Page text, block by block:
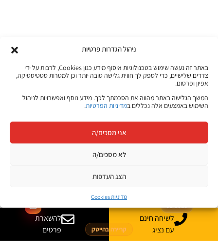
ניהול הגדרות פרטיות
באתר זה נעשה שימוש בטכנולוגיות איסוף מידע כגון Cookies, לרבות על ידי
צדדים שלישיים, כדי לספק לך חווית גלישה טובה יותר וכן למטרות סטטיסטיקה,
אפיון ופרסום.
המשך הגלישה באתר מהווה את הסכמתך לכך. מידע נוסף ואפשרויות לניהול
השימוש באמצעים אלה נכללים במדיניות הפרטיות.
אני מסכים/ה
לא מסכים/ה
הצג העדפות
מדיניות Cookies
מכל מקום ובכל זמן שנוח לכם!
JB Jobs
קריירה בהייטק
לשיחה חינם
עם נציג
להשארת
פרטים